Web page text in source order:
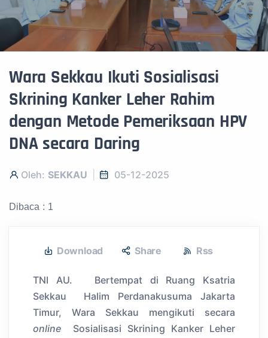
Wara Sekkau Ikuti Sosialisasi
Skrining Kanker Leher Rahim
dengan Metode Pemeriksaan HPV
DNA secara Daring
Oleh: SEKKAU 05-12-2025
Dibaca : 1
Download Share Rss
TNI AU. Bertempat di Ruang Ksatria
Sekkau Halim Perdanakusuma Jakarta
Timur, Wara Sekkau mengikuti secara
online Sosialisasi Skrining Kanker Leher